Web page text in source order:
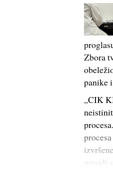
Zbora
panike
„CIK
navodi